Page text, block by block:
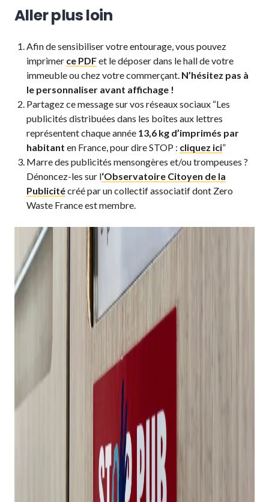
Aller plus loin
Afin de sensibiliser votre entourage, vous pouvez
imprimer ce PDFet le déposer dans le hall de votre
immeuble ou chez votre commerçant. N’hésitez pas à
le personnaliser avant affichage !
Partagez ce message sur vos réseaux sociaux “Les
publicités distribuées dans les boîtes aux lettres
représentent chaque année 13,6 kg d’imprimés par
habitant en France, pour dire STOP : cliquez ici”
Marre des publicités mensongères et/ou trompeuses ?
Dénoncez-les sur l‘Observatoire Citoyen de la
Publicitécréé par un collectif associatif dont Zero
Waste France est membre.